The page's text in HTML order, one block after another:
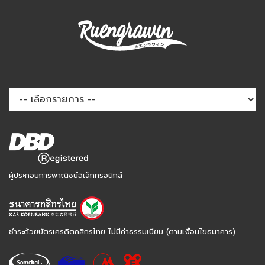
ผู้ประกอบการพาณิชย์อิเล็กทรอนิกส์
ชำระด้วยบัตรเครดิตกสิกรไทย ไม่มีค่าธรรมเนียม (ตามเงื่อนไขธนาคาร)